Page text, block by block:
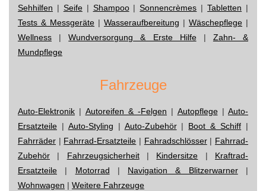
Sehhilfen | Seife| Shampoo|Sonnencrèmes |Tabletten |
Tests & Messgeräte | Wasseraufbereitung | Wäschepflege |
Wellness |Wundversorgung & Erste Hilfe| Zahn- &
Mundpflege
Fahrzeuge
Auto-Elektronik | Autoreifen & -Felgen | Autopflege| Auto-
Ersatzteile | Auto-Styling | Auto-Zubehör| Boot & Schiff |
Fahrräder | Fahrrad-Ersatzteile | Fahradschlösser| Fahrrad-
Zubehör | Fahrzeugsicherheit| Kindersitze | Kraftrad-
Ersatzteile | Motorrad | Navigation & Blitzerwarner|
Wohnwagen | Weitere Fahrzeuge